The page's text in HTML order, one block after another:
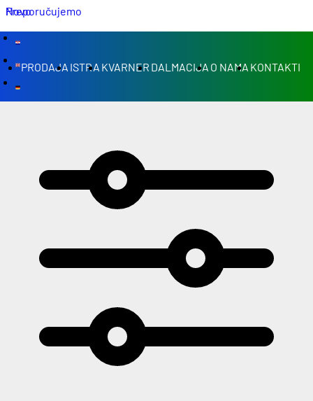
PRODAJA ISTRA KVARNER DALMACIJA O NAMA KONTAKTI
Novo
Preporučujemo